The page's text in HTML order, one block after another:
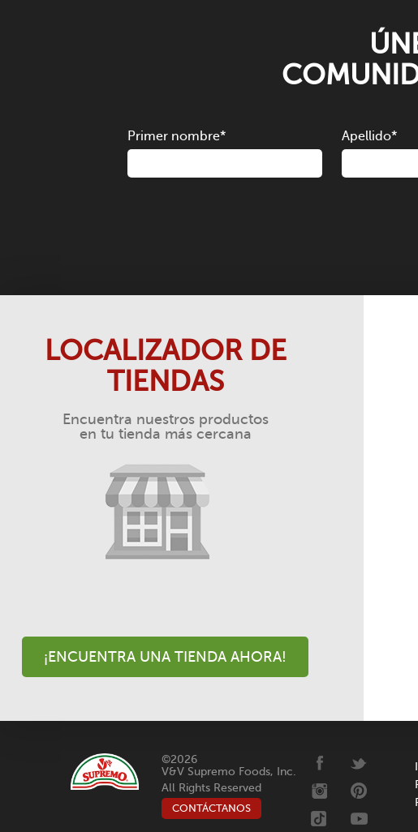
Primer nombre* Apellido*
LOCALIZADOR DE
TIENDAS
Encuentra nuestros productos
en tu tienda más cercana
¡ENCUENTRA UNA TIENDA AHORA!
©2026
V&V Supremo Foods, Inc.
All Rights Reserved
CONTÁCTANOS